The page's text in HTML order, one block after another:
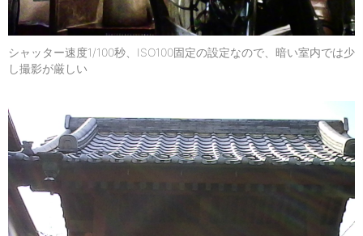
シャッター速度1/100秒、ISO100固定の設定なので、暗い室内では少
し撮影が厳しい